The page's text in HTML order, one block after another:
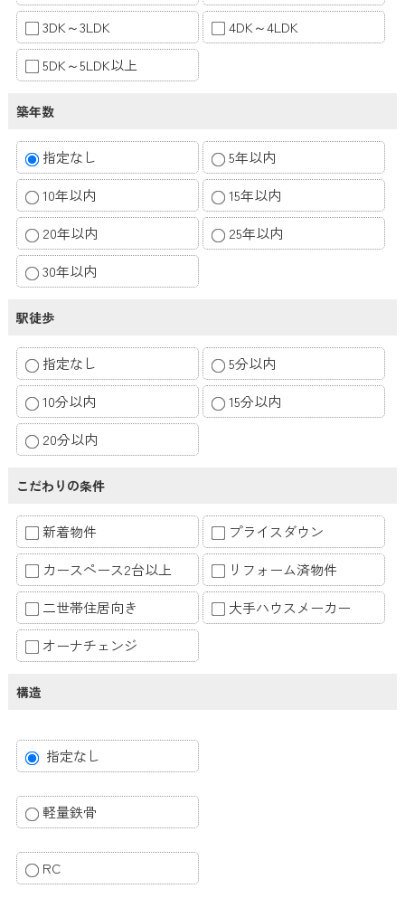
3DK～3LDK
4DK～4LDK
5DK～5LDK以上
築年数
指定なし
5年以内
10年以内
15年以内
20年以内
25年以内
30年以内
駅徒歩
指定なし
5分以内
10分以内
15分以内
20分以内
こだわりの条件
新着物件
プライスダウン
カースペース2台以上
リフォーム済物件
二世帯住居向き
大手ハウスメーカー
オーナチェンジ
構造
指定なし
軽量鉄骨
RC